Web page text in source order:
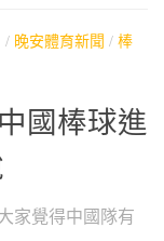
/ 晚安體育新聞 / 棒
國棒球進
家覺得中國隊有